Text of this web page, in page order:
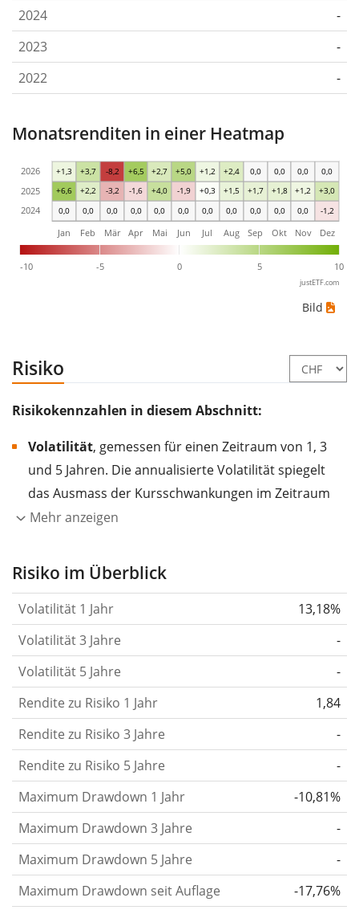
2024
-
2023
-
2022
-
Monatsrenditen in einer Heatmap
0,0 0,0 0,0 0,0 0,0 0,0 0,0 0,0 0,0 0,0 0,0 -1,2
+6,6 +2,2 -3,2 -1,6 +4,0 -1,9 +0,3 +1,5 +1,7 +1,8 +1,2 +3,0
+1,3 +3,7 -8,2 +6,5 +2,7 +5,0 +1,2 +2,4 0,0 0,0 0,0 0,0
-10 -5 0 5 10
Jan Feb Mär Apr Mai Jun Jul Aug Sep Okt Nov Dez
2024
2025
2026
justETF.com
Bild
Risiko
Risikokennzahlen in diesem Abschnitt:
Volatilität, gemessen für einen Zeitraum von 1, 3
und 5 Jahren. Die annualisierte Volatilität spiegelt
das Ausmass der Kursschwankungen im Zeitraum
eines Jahres wider.
Aktie, des ETF, usw.) in der Vergangenheit
gelten im Allgemeinen als risikoreicher. Wir
berechnen die Volatilität auf Basis der Daten der
letzten 1, 3 und 5 Jahre, damit du sehen kannst, ob
die Kursschwankungen im Laufe der Zeit stärker
oder schwächer wurden. Weitere Informationen
findest du in unserem Artikel:
Risikomass.
Rendite pro Risikofür Zeiträume von 1, 3 und 5
Jahren. Diese Kennzahl ist definiert als die
annualisierte (d. h. auf einen Einjahreszeitraum
umgerechnete) historische Rendite geteilt durch die
historische annualisierte Volatilität.Rendite pro
Risiko setzt die historische Rendite eines
Mehr anzeigen
Risiko im Überblick
Volatilität 1 Jahr
13,18%
Volatilität 3 Jahre
-
Volatilität 5 Jahre
-
Rendite zu Risiko 1 Jahr
1,84
Rendite zu Risiko 3 Jahre
-
Rendite zu Risiko 5 Jahre
-
Maximum Drawdown 1 Jahr
-10,81%
Maximum Drawdown 3 Jahre
-
Maximum Drawdown 5 Jahre
-
Maximum Drawdown seit Auflage
-17,76%